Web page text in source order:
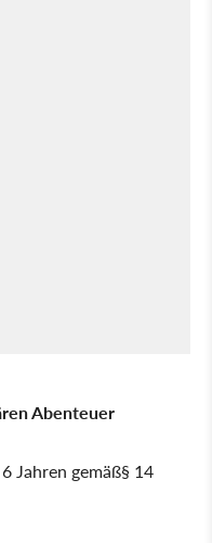
Abenteuer
Jahren gemäß§ 14